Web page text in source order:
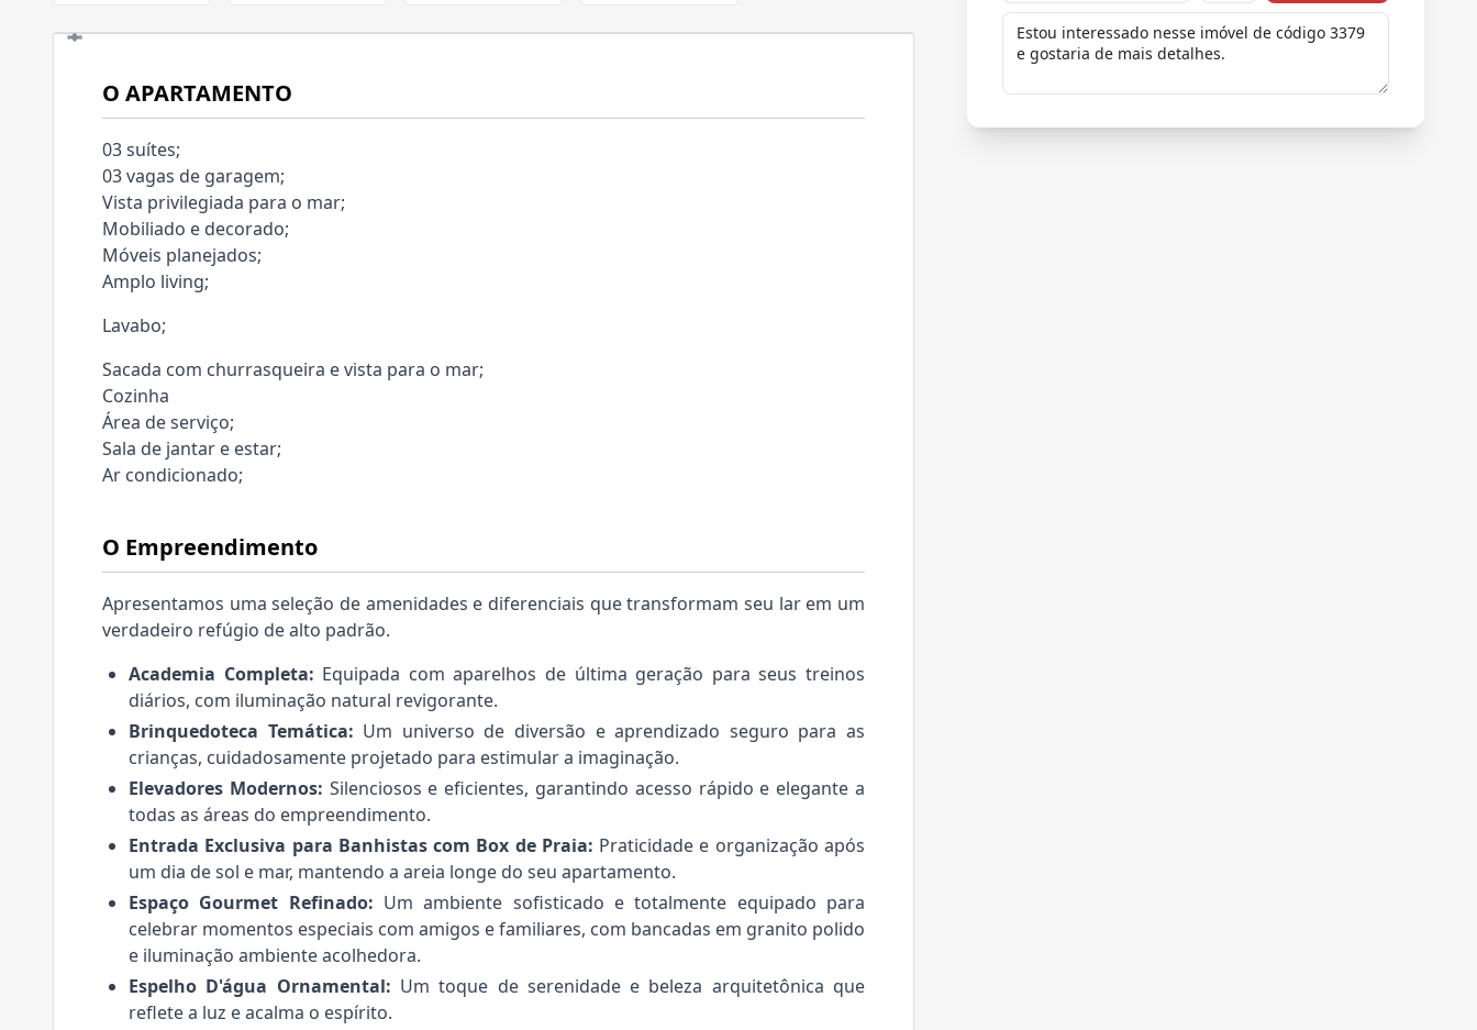
O APARTAMENTO
03 suítes;
03 vagas de garagem;
Vista privilegiada para o mar;
Mobiliado e decorado;
Móveis planejados;
Amplo living;
Lavabo;
Sacada com churrasqueira e vista para o mar;
Cozinha
Área de serviço;
Sala de jantar e estar;
Ar condicionado;
O Empreendimento
Apresentamos uma seleção de amenidades e diferenciais que transformam seu lar em um
verdadeiro refúgio de alto padrão.
Academia Completa: Equipada com aparelhos de última geração para seus treinos
diários, com iluminação natural revigorante.
Brinquedoteca Temática: Um universo de diversão e aprendizado seguro para as
crianças, cuidadosamente projetado para estimular a imaginação.
Elevadores Modernos: Silenciosos e eficientes, garantindo acesso rápido e elegante a
todas as áreas do empreendimento.
Entrada Exclusiva para Banhistas com Box de Praia: Praticidade e organização após
um dia de sol e mar, mantendo a areia longe do seu apartamento.
Espaço Gourmet Refinado: Um ambiente sofisticado e totalmente equipado para
celebrar momentos especiais com amigos e familiares, com bancadas em granito polido
e iluminação ambiente acolhedora.
Espelho D'água Ornamental: Um toque de serenidade e beleza arquitetônica que
reflete a luz e acalma o espírito.